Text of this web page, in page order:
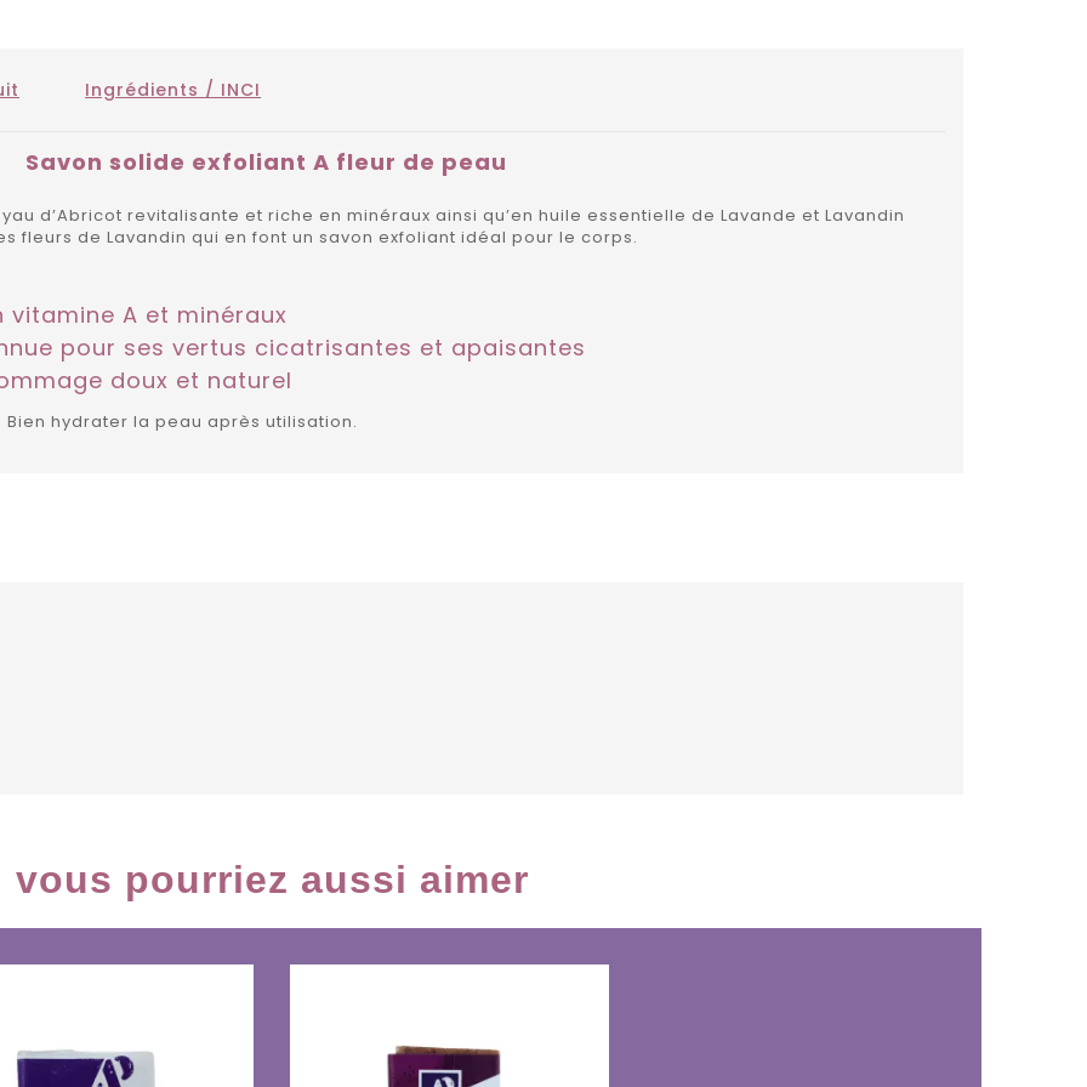
Ingrédients / INCI
Savon solide exfoliant A fleur de peau
d’Abricot revitalisante et riche en minéraux ainsi qu’en huile essentielle de Lavande et Lavandin
fleurs de Lavandin qui en font un savon exfoliant idéal pour le corps.
A et minéraux
pour ses vertus cicatrisantes et apaisantes
doux et naturel
hydrater la peau après utilisation.
vous pourriez aussi aimer